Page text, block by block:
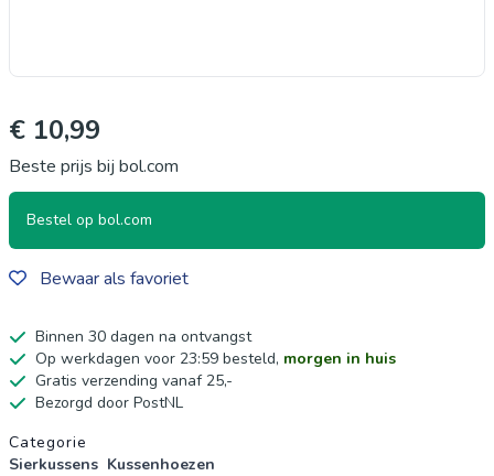
€ 10,99
Beste prijs bij bol.com
Bestel op bol.com
Bewaar als favoriet
Binnen 30 dagen na ontvangst
Op werkdagen voor 23:59 besteld, morgen in huis
Gratis verzending vanaf 25,-
Bezorgd door PostNL
Productgegevens
Categorie
Sierkussens Kussenhoezen